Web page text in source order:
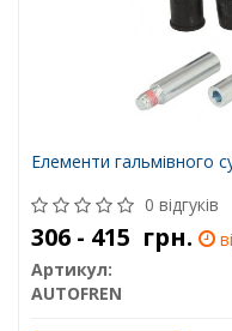
Елементи гальмівного
0 відгуків
306 - 415 грн.
Артикул:
AUTOFREN